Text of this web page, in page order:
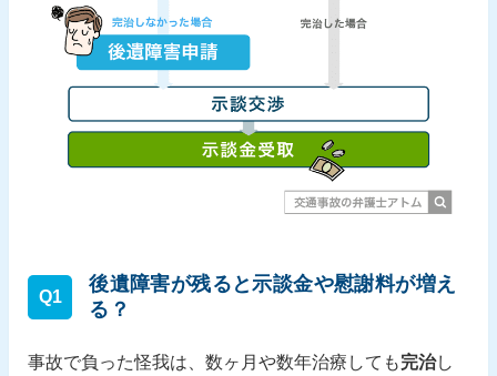
Q1
後遺障害が残ると示談金や慰謝料が増え
る？
事故で負った怪我は、数ヶ月や数年治療しても完治し